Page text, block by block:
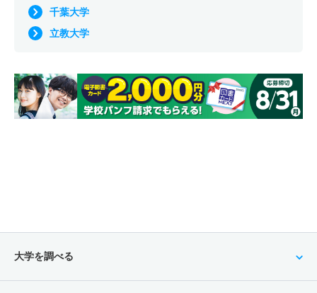
千葉大学
立教大学
大学を調べる